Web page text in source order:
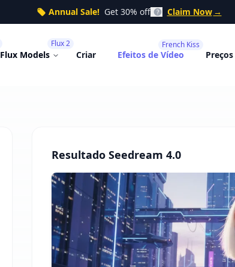
Annual Sale! Get 30% off Claim Now →
Flux Models
Flux 2
Criar Efeitos de Vídeo
French Kiss
Preços
Resultado Seedream 4.0